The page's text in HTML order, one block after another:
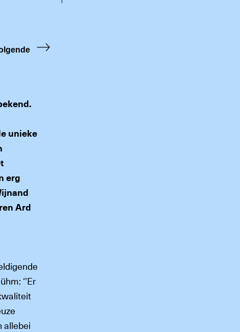
unieke
erg
Ard
‘’Er
allebei